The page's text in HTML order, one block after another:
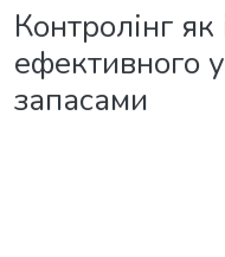
Контролінг
ефективного
запасами